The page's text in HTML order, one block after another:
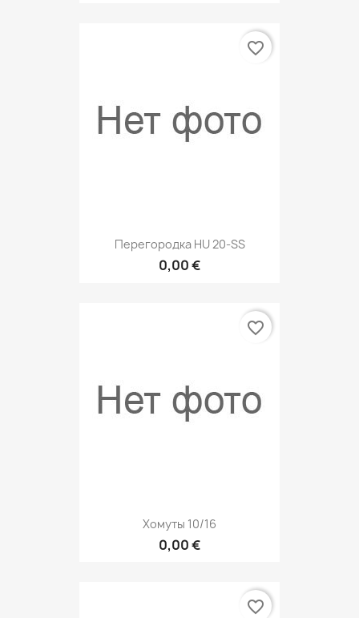
Перегородка HU 20-SS
0,00 €
favorite_border
Хомуты 10/16
0,00 €
favorite_border
favorite_border